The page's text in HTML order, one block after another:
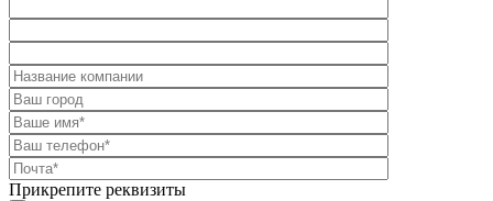
Прикрепите реквизиты